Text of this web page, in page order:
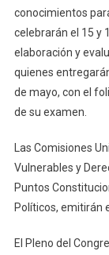
conocimientos
celebrarán el 15 y
elaboración y
quienes
de mayo, con el
de su examen.
Las Comisiones
Vulnerables y
Puntos
Políticos, emitirán
El Pleno del